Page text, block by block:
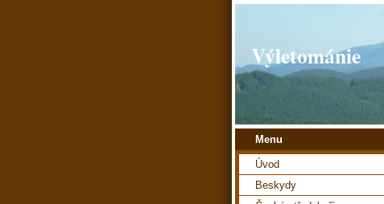
Výletománie
Menu
Úvod
Beskydy